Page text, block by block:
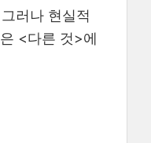
러나 현실적
<다른 것>에